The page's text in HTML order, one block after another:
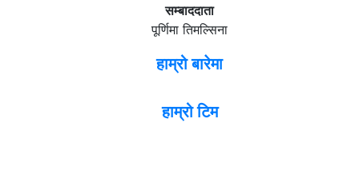
सम्बाददाता
पूर्णिमा तिमल्सिना
हाम्रो बारेमा
हाम्रो टिम